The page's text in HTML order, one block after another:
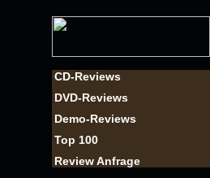
CD-Reviews
DVD-Reviews
Demo-Reviews
Top 100
Review Anfrage